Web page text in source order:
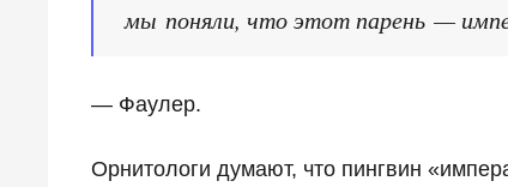
мы поняли, что этот парень —
— Фаулер.
Орнитологи думают, что пингвин